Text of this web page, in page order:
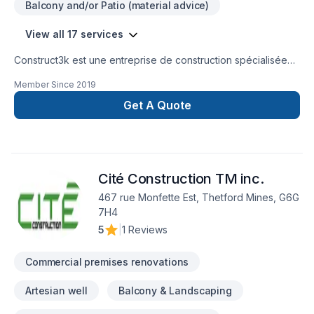
Balcony and/or Patio (material advice)
View all 17 services
Construct3k est une entreprise de construction spécialisée
la construction commerciale et résidentielle, la revitalisation
d'unités locatives, l'optimisation d'immeubles ainsi que
l'aménagement de sous-sols.
Member Since 2019
Get A Quote
Cité Construction TM inc.
467 rue Monfette Est, Thetford Mines, G6G
7H4
5
1 Reviews
Commercial premises renovations
Artesian well Balcony & Landscaping